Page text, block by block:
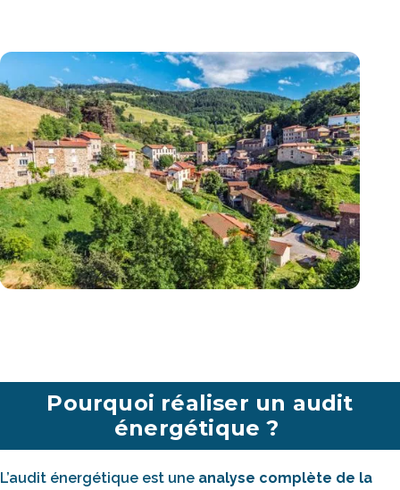
Pourquoi réaliser un audit
énergétique ?
L’audit énergétique est une analyse complète de la